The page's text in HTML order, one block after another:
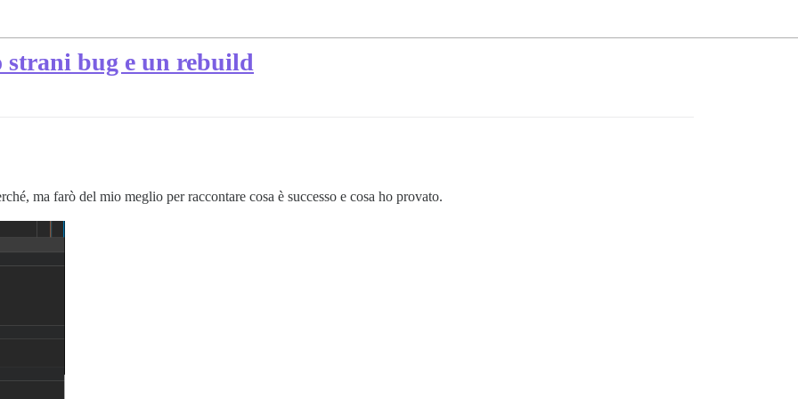
strani bug e un rebuild
ma farò del mio meglio per raccontare cosa è successo e cosa ho provato.